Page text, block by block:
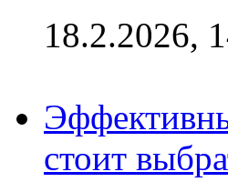
18.2.2026,
стоит